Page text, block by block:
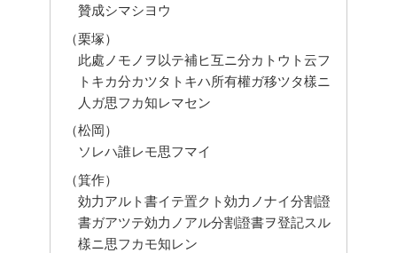
贊成シマシヨウ
（栗塚）
此處ノモノヲ以テ補ヒ互ニ分カトウト云フ
トキカ分カツタトキハ所有權ガ移ツタ樣ニ
人ガ思フカ知レマセン
（松岡）
ソレハ誰レモ思フマイ
（箕作）
効力アルト書イテ置クト効力ノナイ分割證
書ガアツテ効力ノアル分割證書ヲ登記スル
樣ニ思フカモ知レン